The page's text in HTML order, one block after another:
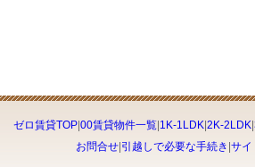
ゼロ賃貸TOP| 00賃貸物件一覧| 1K-1LDK| 2K-2LDK|
お問合せ 引越しで必要な手続き サイ